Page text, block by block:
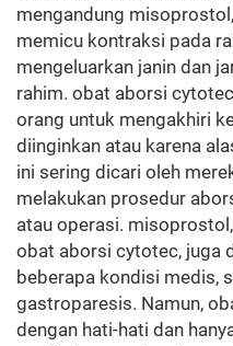
mengandung
memicu kontraksi pada
mengeluarkan janin dan
rahim. obat aborsi
orang untuk mengakhiri
diinginkan atau karena
ini sering dicari oleh
melakukan prosedur
atau operasi.
obat aborsi cytotec, juga
beberapa kondisi medis,
gastroparesis. Namun,
dengan hati-hati dan